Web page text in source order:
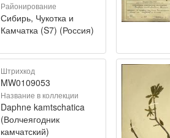
Районирование
Сибирь, Чукотка и
Камчатка (S7) (Россия)
Штрихкод
MW0109053
Название в коллекции
Daphne kamtschatica
(Волчеягодник
камчатский)